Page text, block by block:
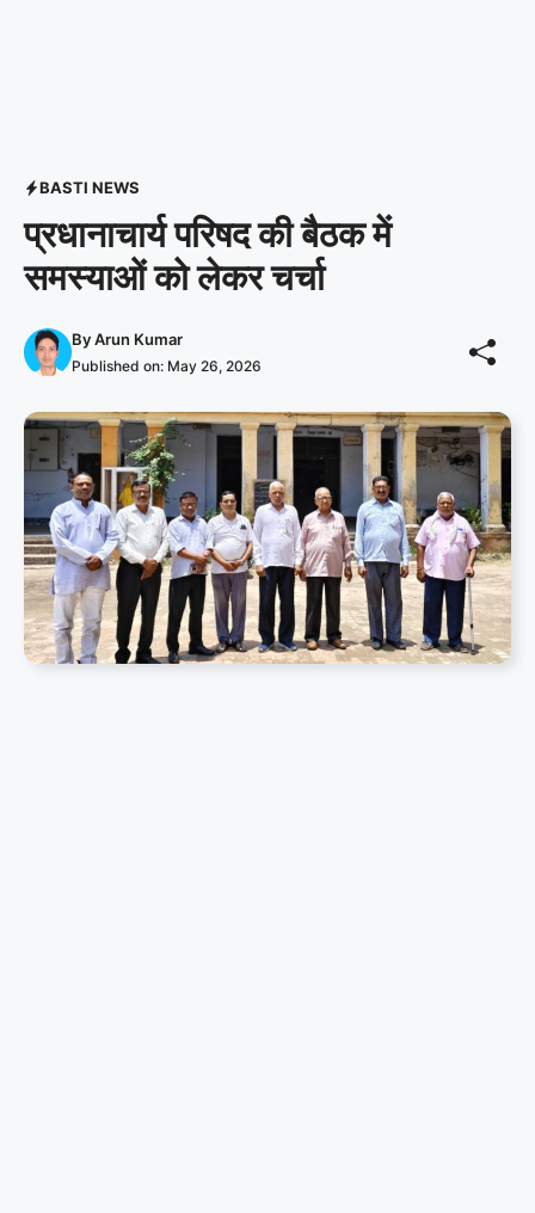
BASTI NEWS
प्रधानाचार्य परिषद की बैठक में
समस्याओं को लेकर चर्चा
ByArun Kumar
Published on: May 26, 2026